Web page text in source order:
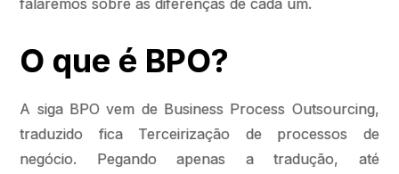
falaremos sobre as diferenças de cada um.
O que é BPO?
A siga BPO vem de Business Process Outsourcing,
traduzido fica Terceirização de processos de
negócio. Pegando apenas a tradução, até